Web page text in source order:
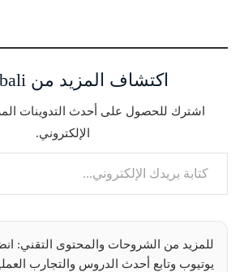
ي
ل
اكتشاف المزيد من Mohdbali
اشترك للحصول على أحدث التدوينات
الإلكتروني.
كتابة بريدك الإلكتروني...
للمزيد من الشروحات والمحتوى التقني:
يوتيوب وتابع أحدث الدروس والتجارب